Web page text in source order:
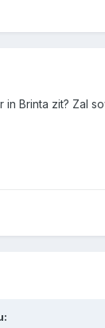
in Brinta zit? Zal